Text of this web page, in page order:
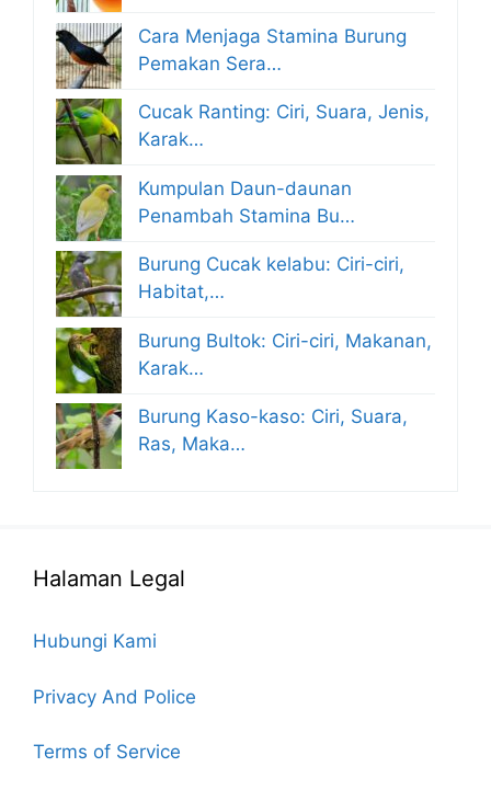
Cara Menjaga Stamina Burung
Pemakan Sera…
Cucak Ranting: Ciri, Suara, Jenis,
Karak…
Kumpulan Daun-daunan
Penambah Stamina Bu…
Burung Cucak kelabu: Ciri-ciri,
Habitat,…
Burung Bultok: Ciri-ciri, Makanan,
Karak…
Burung Kaso-kaso: Ciri, Suara,
Ras, Maka…
Halaman Legal
Hubungi Kami
Privacy And Police
Terms of Service